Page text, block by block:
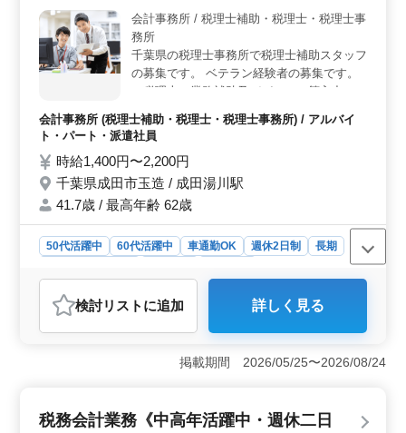
しっかりとした収入が期待できます。さらに、年2回の賞
与もあり、モチベーションを維持しやすい条件です。交
通費も実費支給されるため、通勤にかかる費用の心配も
ありません。 ＜経験を活かせる充実した業務内容
＞ 主な業務は、月次・決算業務の対応や顧問先巡回業
の使用経験がある方は、スムーズに業務に取り組めま
す。担当者が企業情報をしっかりと引き継ぐため、業務
せる職場です。
会計事務所 / 税理士補助・税理士・税理士事
務所
千葉県の税理士事務所で税理士補助スタッフ
の募集です。 ベテラン経験者の募集です。
＊税理士の業務補助及びパソコン等入力の業
務 ・パソコンの入力業務および税務書類の
作成補助 ・その他税理士の業務補助に関わ
る業務 ・外出用務（マイカーを使用してい
ただきます：ガソリン代負担あり） ＊マイ
カー通勤について：無料駐車場あり。 税理
士資格お持ちの方、会計事務所経験10年以
遇相談して下さい。
会計事務所 (税理士補助・税理士・税理士事務所) / アルバイ
ト・パート・派遣社員
時給1,400円〜2,200円
千葉県成田市玉造 / 成田湯川駅
41.7歳 / 最高年齢 62歳
50代活躍中 60代活躍中 車通勤OK 週休2日制
長期
会計事務所
おすすめポイント
＜スキルアップとキャリア支援＞ 本求人では、税理士
業務の補助を担当し、会計事務所での経験を活かせま
す。特に10年以上の経験者や税理士資格をお持ちの方に
める機会にもつながります。 ＜働きやすさと柔軟な
検討リスト に追加 詳しく見る
掲載期間 2026/05/25〜2026/08/24
税務会計業務《中高年活躍中・週休二日